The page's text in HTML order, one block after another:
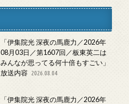
「伊集院光 深夜の馬鹿力／2026年
08月03日／第1607回／板東英二は
みんなが思ってる何十倍もすごい」
放送内容
2026.08.04
「伊集院光 深夜の馬鹿力／2026年